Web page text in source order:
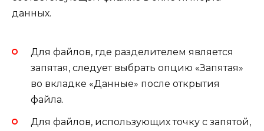
данных.
Для файлов, где разделителем является
запятая, следует выбрать опцию «Запятая»
во вкладке «Данные» после открытия
файла.
Для файлов, использующих точку с запятой,